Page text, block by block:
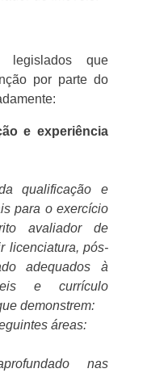
legislados que
por parte do
e experiência
qualificação e
para o exercício
avaliador de
licenciatura, pós-
adequados à
e currículo
demonstrem:
áreas:
nas